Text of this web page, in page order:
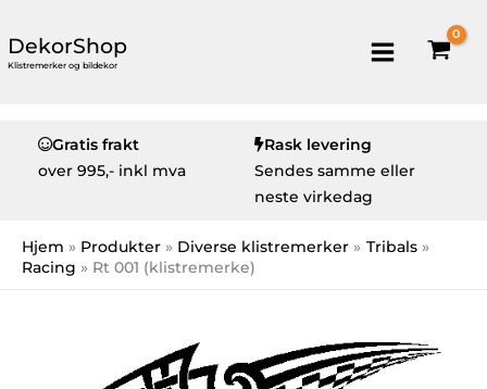
DekorShop
Klistremerker og bildekor
Gratis frakt
over 995,- inkl mva
Rask levering
Sendes samme eller
neste virkedag
Hjem Produkter Diverse klistremerker
Tribals
Racing
Rt 001 (klistremerke)